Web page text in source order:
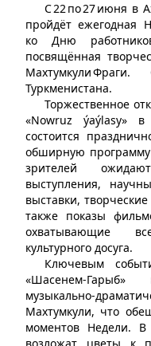
С 22 по 27 июня в
пройдёт ежегодная
ко Дню
посвящённая
Махтумкули
Туркменистана.
Торжественное
«Nowruz ýaýlasy»
состоится
обширную
зрителей
выступления,
выставки,
также показы
охватывающие
культурного досуга.
Ключевым
Махтумкули, что
моментов Недели. В